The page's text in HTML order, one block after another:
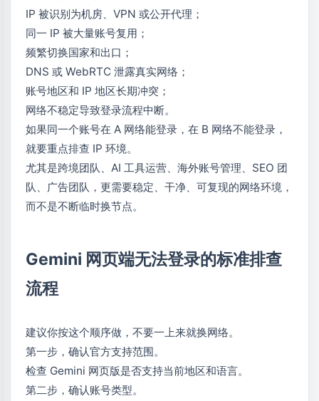
IP 被识别为机房、VPN 或公开代理；
同一 IP 被大量账号复用；
频繁切换国家和出口；
DNS 或 WebRTC 泄露真实网络；
账号地区和 IP 地区长期冲突；
网络不稳定导致登录流程中断。
如果同一个账号在 A 网络能登录，在 B 网络不能登录，
就要重点排查 IP 环境。
尤其是跨境团队、AI 工具运营、海外账号管理、SEO 团
队、广告团队，更需要稳定、干净、可复现的网络环境，
而不是不断临时换节点。
Gemini 网页端无法登录的标准排查
流程
建议你按这个顺序做，不要一上来就换网络。
第一步，确认官方支持范围。
检查 Gemini 网页版是否支持当前地区和语言。
第二步，确认账号类型。